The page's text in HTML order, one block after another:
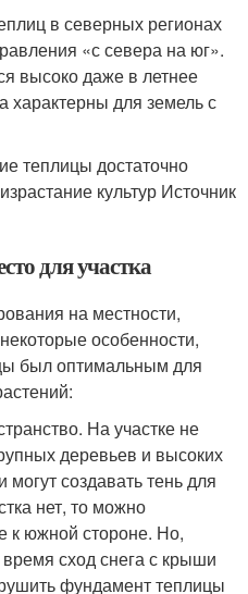
в северных регионах
«с севера на юг».
высоко даже в летнее
характерны для земель с
теплицы достаточно
культур Источник
для участка
на местности,
особенности,
был оптимальным для
На участке не
деревьев и высоких
создавать тень для
нет, то можно
к южной стороне. Но,
сход снега с крыши
фундамент теплицы